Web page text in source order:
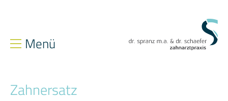
Menü
Zahnersatz